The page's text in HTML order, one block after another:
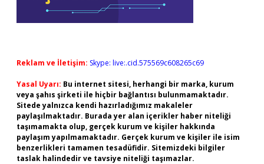
Reklam ve İletişim: Skype: live:.cid.575569c608265c69
Yasal Uyarı: Bu internet sitesi, herhangi bir marka, kurum
veya şahıs şirketi ile hiçbir bağlantısı bulunmamaktadır.
Sitede yalnızca kendi hazırladığımız makaleler
paylaşılmaktadır. Burada yer alan içerikler haber niteliği
taşımamakta olup, gerçek kurum ve kişiler hakkında
paylaşım yapılmamaktadır. Gerçek kurum ve kişiler ile isim
benzerlikleri tamamen tesadüfidir. Sitemizdeki bilgiler
taslak halindedir ve tavsiye niteliği taşımazlar.